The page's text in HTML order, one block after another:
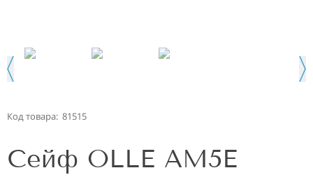
Код товара: 81515
Сейф OLLE AM5E